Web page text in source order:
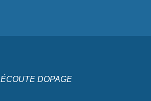
ÉCOUTE DOPAGE